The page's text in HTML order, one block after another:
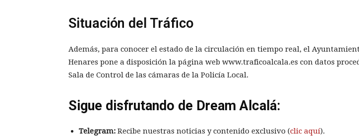
Situación del Tráfico
Además, para conocer el estado de la circulación en tiempo real, el
Henares pone a disposición la página web www.traficoalcala.es con datos
Sala de Control de las cámaras de la Policía Local.
Sigue disfrutando de Dream Alcalá:
Telegram: Recibe nuestras noticias y contenido exclusivo (clic aquí).